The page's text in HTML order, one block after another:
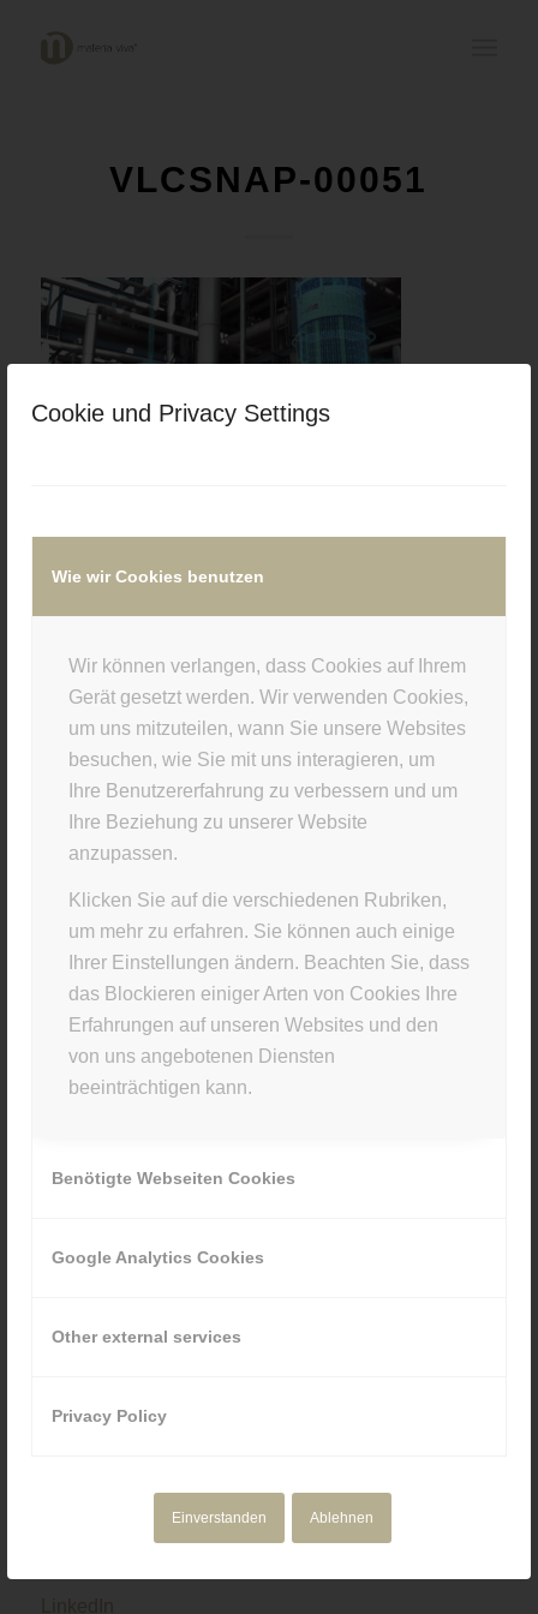
Cookie und Privacy Settings
Wie wir Cookies benutzen
Wir können verlangen, dass Cookies auf Ihrem
Gerät gesetzt werden. Wir verwenden Cookies,
um uns mitzuteilen, wann Sie unsere Websites
besuchen, wie Sie mit uns interagieren, um
Ihre Benutzererfahrung zu verbessern und um
Ihre Beziehung zu unserer Website
anzupassen.
Klicken Sie auf die verschiedenen Rubriken,
um mehr zu erfahren. Sie können auch einige
Ihrer Einstellungen ändern. Beachten Sie, dass
das Blockieren einiger Arten von Cookies Ihre
Erfahrungen auf unseren Websites und den
von uns angebotenen Diensten
beeinträchtigen kann.
Benötigte Webseiten Cookies
Google Analytics Cookies
Other external services
Privacy Policy
Einverstanden Ablehnen
VLCSNAP-00051
10. DEZEMBER 2019
/
Eintrag teilen
STUDIO INFO
Materia Viva
Kellerstr. 43 · 81667 München
NAVIGATION
Corporate Media
Über uns